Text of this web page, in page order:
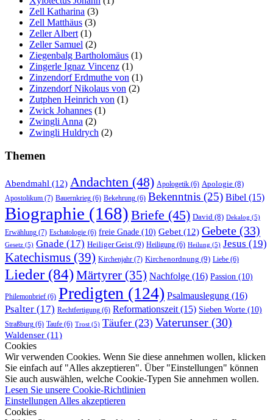
Zell Katharina (3)
Zell Matthäus (3)
Zeller Albert (1)
Zeller Samuel (2)
Ziegenbalg Bartholomäus (1)
Zingerle Ignaz Vincenz (1)
Zinzendorf Erdmuthe von (1)
Zinzendorf Nikolaus von (2)
Zutphen Heinrich von (1)
Zwick Johannes (1)
Zwingli Anna (2)
Zwingli Huldrych (2)
Themen
Abendmahl (12) Andachten (48) Apologetik (6) Apologie (8)
Apostolikum (7) Bauernkrieg (6) Bekehrung (6) Bekenntnis (25) Bibel (15)
Biographie (168) Briefe (45) David (8) Dekalog (5)
Erwählung (7) Eschatologie (6) freie Gnade (10) Gebet (12) Gebete (33)
Gesetz (5) Gnade (17) Heiliger Geist (9) Heiligung (6) Heilung (5) Jesus (19)
Katechismus (39) Kirchenjahr (7) Kirchenordnung (9) Liebe (6)
Lieder(84)Märtyrer (35) Nachfolge (16) Passion (10)
Philemonbrief (6) Predigten (124) Psalmauslegung (16)
Psalter (17) Rechtfertigung (6) Reformationszeit (15) Sieben Worte (10)
Straßburg (6) Taufe (6) Trost (5) Täufer (23) Vaterunser (30)
Waldenser (11)
Cookies
Wir verwenden Cookies. Wenn Sie diese annehmen wollen, klicken
Sie einfach auf "Alles akzeptieren". Über "Einstellungen" können
Sie auch auswählen, welche Cookie-Typen Sie annehmen wollen.
Lesen Sie unsere Cookie-Richtlinien
Einstellungen Alles akzeptieren
Cookies